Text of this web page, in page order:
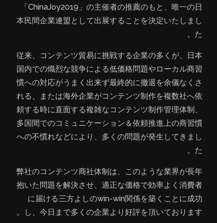
「ChinaJoy2019」の主催者の推薦のもと、唯一の日
本民間企業連盟として出展することを決定いたしまし
た。
従来、コンテンツ貿易に挑戦する企業の多くが、日本
国内での熾烈な競争による低価格問題やローカル商習
慣への対応がうまく出来ず最終的に撤退を余儀なくさ
れる、または海外企業がコンテンツ制作を複数社へ依
頼する時に直面する複雑なコンテンツ制作管理体制、
多国間でのコミュニケーション＆依頼推進上の商習慣
への不慣れなどにより、多くの問題が発生してきまし
た。
弊社のコンテンツ商社体制は、このような業界が長年
抱いた問題を解決させ、適正な価格で効率よく消費者
に届ける三方よしのwin-win関係を築くことに成功
し、今日まで多くの企業より好評を頂いております。